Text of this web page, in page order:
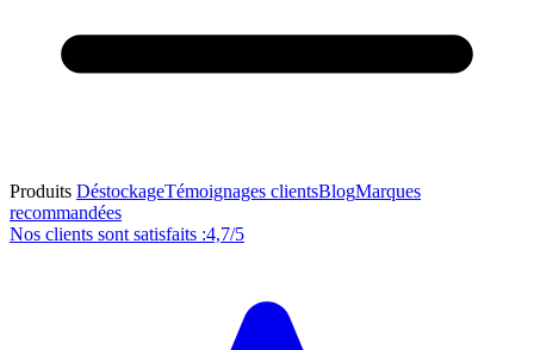
Produits DéstockageTémoignages clientsBlogMarques
recommandées
Nos clients sont satisfaits :4,7/5